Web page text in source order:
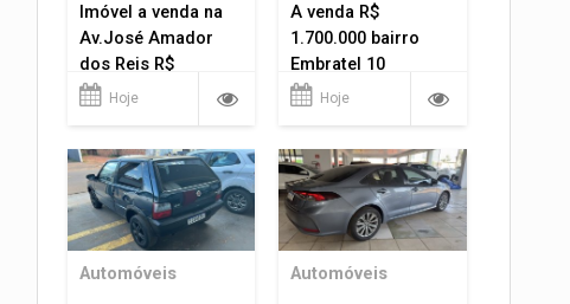
Imóvel a venda na
Av.José Amador
dos Reis R$
1.400.000
Hoje
A venda R$
1.700.000 bairro
Embratel 10
apartamentos!
Hoje
Automóveis Automóveis